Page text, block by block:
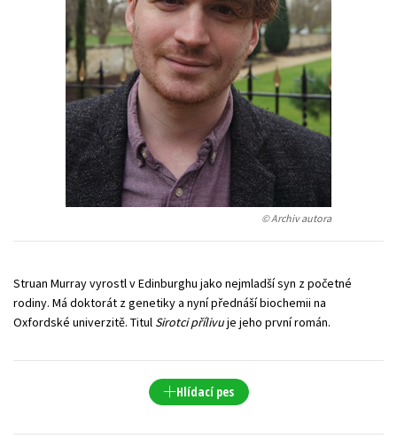
Young adult (SK)
Zahraniční literatura Zdraví a životní styl
Všechny tituly
© Archiv autora
Struan Murray vyrostl v Edinburghu jako nejmladší syn z početné
rodiny. Má doktorát z genetiky a nyní přednáší biochemii na
Oxfordské univerzitě. Titul Sirotci přílivuje jeho první román.
Hlídací pes